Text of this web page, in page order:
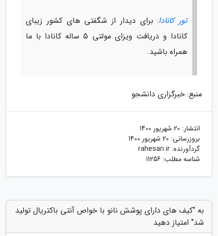
تور کانادا: برای دیدار از شگفتی های کشور زیبای
کانادا و دریافت ویزای مولتی 5 ساله کانادا با ما
همراه باشید.
منبع: خبرگزاری دانشجو
انتشار: 20 شهریور 1400
بروزرسانی: 20 شهریور 1400
گردآورنده: rahesari.ir
شناسه مطلب: 11256
به "کیف های دارای پوشش نانو با خواص آنتی باکتریال تولید
شد" امتیاز دهید